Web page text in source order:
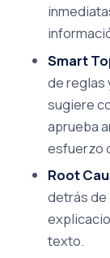
Smart
de reglas
sugiere
aprueba
esfuerzo
Root
detrás de
texto.